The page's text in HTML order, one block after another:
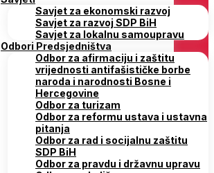
Savjet za ekonomski razvoj
Savjet za razvoj SDP BiH
Savjet za lokalnu samoupravu
Odbori Predsjedništva
Odbor za afirmaciju i zaštitu
vrijednosti antifašističke borbe
naroda i narodnosti Bosne i
Hercegovine
Odbor za turizam
Odbor za reformu ustava i ustavna
pitanja
Odbor za rad i socijalnu zaštitu
SDP BiH
Odbor za pravdu i državnu upravu